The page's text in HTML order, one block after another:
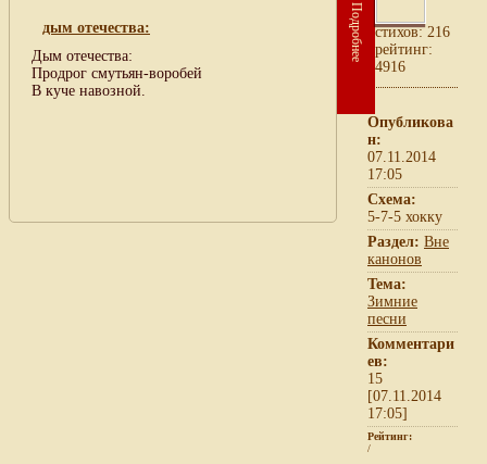
дым отечества:
Дым отечества:
Продрог смутьян-воробей
В куче навозной.
Подробнее
cтихов: 216
рейтинг:
4916
Опубликова
н:
07.11.2014
17:05
Схема:
5-7-5 хокку
Раздел: Вне
канонов
Тема:
Зимние
песни
Комментари
ев:
15
[07.11.2014
17:05]
Рейтинг:
/